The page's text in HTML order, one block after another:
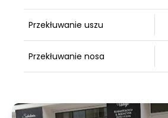
Przekłuwanie uszu
Przekłuwanie nosa